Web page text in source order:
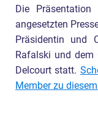
Die
angesetzten
Präsidentin und
Rafalski und dem
Delcourt statt.
Member zu